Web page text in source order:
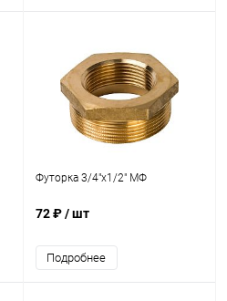
Футорка 3/4"х1/2" МФ
72 ₽/ шт
Подробнее